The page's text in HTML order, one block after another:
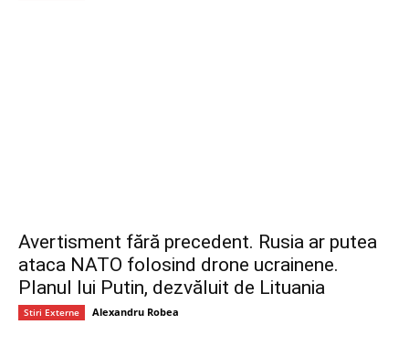
Avertisment fără precedent. Rusia ar putea
ataca NATO folosind drone ucrainene.
Planul lui Putin, dezvăluit de Lituania
Stiri Externe Alexandru Robea